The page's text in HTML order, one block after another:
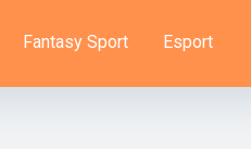
Fantasy Sport Esport